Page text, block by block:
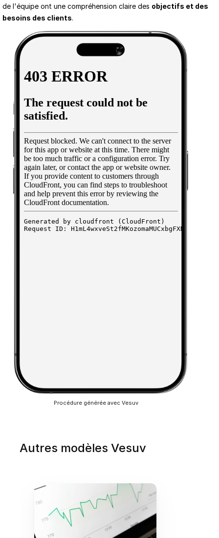
de l'équipe ont une compréhension claire des objectifs et des
besoins des clients.
Procédure générée avec Vesuv
Autres modèles Vesuv